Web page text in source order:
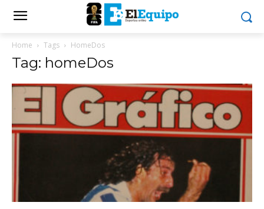
Home Tags HomeDos
Tag: homeDos